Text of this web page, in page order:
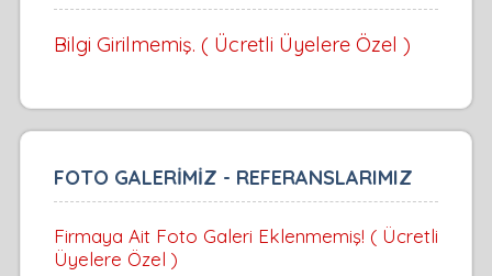
Bilgi Girilmemiş. ( Ücretli Üyelere Özel )
FOTO GALERİMİZ - REFERANSLARIMIZ
Firmaya Ait Foto Galeri Eklenmemiş! ( Ücretli
Üyelere Özel )